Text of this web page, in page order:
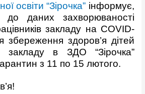
освіти “Зірочка” інформує,
до даних захворюваності
закладу на COVID-
збереження здоров’я дітей
закладу в ЗДО “Зірочка”
з 11 по 15 лютого.